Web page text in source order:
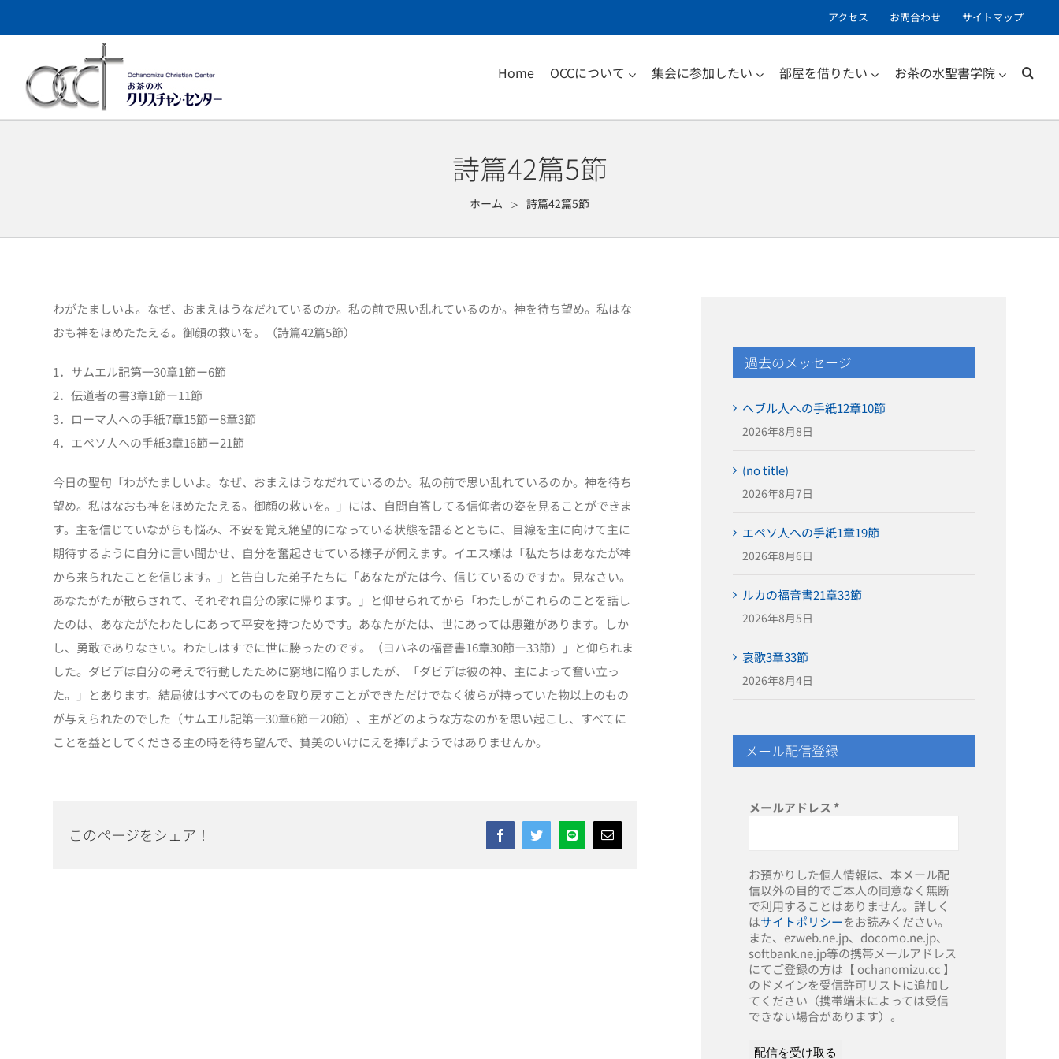
to
アクセス お問合わせ サイトマップ
Home OCCについて 集会に参加したい 部屋を借りたい お茶の水聖書学院
詩篇42篇5節
ホーム ＞ 詩篇42篇5節
わがたましいよ。なぜ、おまえはうなだれているのか。私の前で思い乱れているのか。神を待ち望め。私はな
おも神をほめたたえる。御顔の救いを。（詩篇42篇5節）
1．サムエル記第一30章1節ー6節
2．伝道者の書3章1節ー11節
3．ローマ人への手紙7章15節ー8章3節
4．エペソ人への手紙3章16節ー21節
今日の聖句「わがたましいよ。なぜ、おまえはうなだれているのか。私の前で思い乱れているのか。神を待ち
望め。私はなおも神をほめたたえる。御顔の救いを。」には、自問自答してる信仰者の姿を見ることができま
す。主を信じていながらも悩み、不安を覚え絶望的になっている状態を語るとともに、目線を主に向けて主に
期待するように自分に言い聞かせ、自分を奮起させている様子が伺えます。イエス様は「私たちはあなたが神
から来られたことを信じます。」と告白した弟子たちに「あなたがたは今、信じているのですか。見なさい。
あなたがたが散らされて、それぞれ自分の家に帰ります。」と仰せられてから「わたしがこれらのことを話し
たのは、あなたがたわたしにあって平安を持つためです。あなたがたは、世にあっては患難があります。しか
し、勇敢でありなさい。わたしはすでに世に勝ったのです。（ヨハネの福音書16章30節ー33節）」と仰られま
した。ダビデは自分の考えで行動したために窮地に陥りましたが、「ダビデは彼の神、主によって奮い立っ
た。」とあります。結局彼はすべてのものを取り戻すことができただけでなく彼らが持っていた物以上のもの
が与えられたのでした（サムエル記第一30章6節ー20節）、主がどのような方なのかを思い起こし、すべてに
ことを益としてくださる主の時を待ち望んで、賛美のいけにえを捧げようではありませんか。
このページをシェア！ FacebookTwitterLine Email
過去のメッセージ
ヘブル人への手紙12章10節
2026年8月8日
(no title)
2026年8月7日
エペソ人への手紙1章19節
2026年8月6日
ルカの福音書21章33節
2026年8月5日
哀歌3章33節
2026年8月4日
メール配信登録
メールアドレス *
お預かりした個人情報は、本メール配
信以外の目的でご本人の同意なく無断
で利用することはありません。詳しく
はサイトポリシーをお読みください。
また、ezweb.ne.jp、docomo.ne.jp、
softbank.ne.jp等の携帯メールアドレス
にてご登録の方は【 ochanomizu.cc 】
のドメインを受信許可リストに追加し
てください（携帯端末によっては受信
できない場合があります）。